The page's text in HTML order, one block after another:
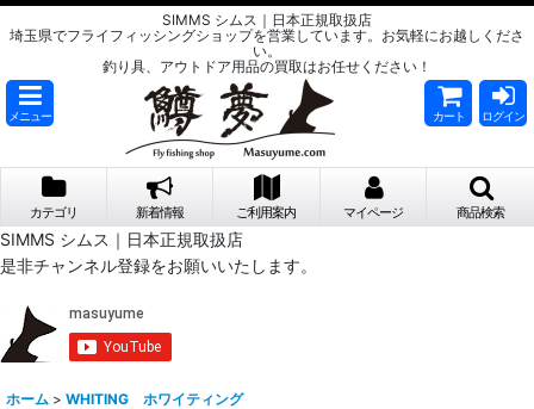
SIMMS シムス｜日本正規取扱店
埼玉県でフライフィッシングショップを営業しています。お気軽にお越しくださ
い。
釣り具、アウトドア用品の買取はお任せください！
メニュー カート ログイン
カテゴリ 新着情報 ご利用案内 マイページ 商品検索
SIMMS シムス｜日本正規取扱店
是非チャンネル登録をお願いいたします。
ホーム > WHITING ホワイティング